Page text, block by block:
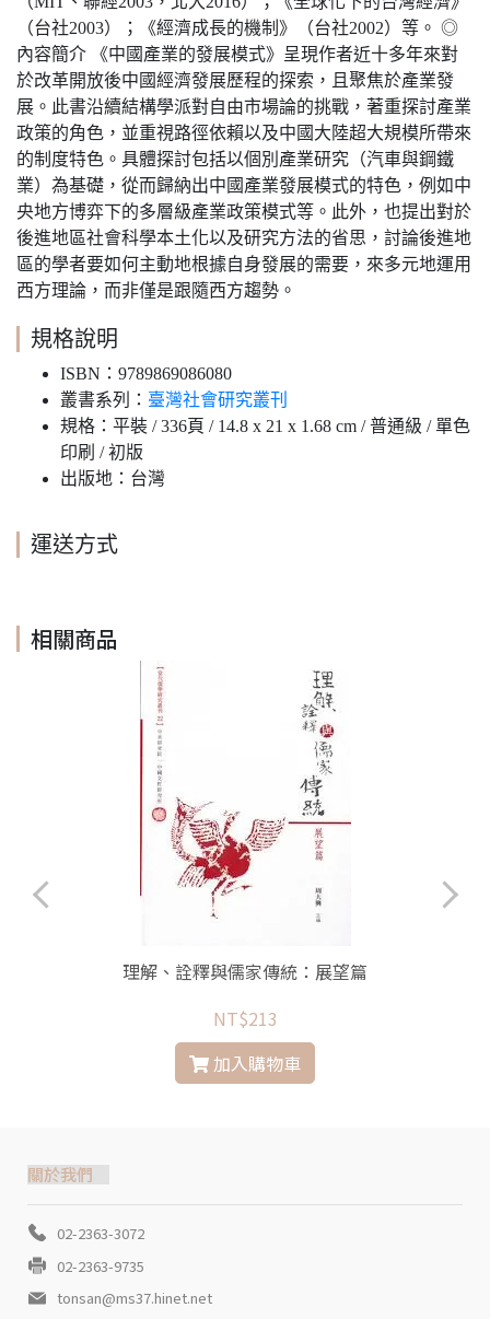
（台社2003）；《經濟成長的機制》（台社2002）等。 ◎
內容簡介 《中國產業的發展模式》呈現作者近十多年來對
於改革開放後中國經濟發展歷程的探索，且聚焦於產業發
展。此書沿續結構學派對自由市場論的挑戰，著重探討產業
政策的角色，並重視路徑依賴以及中國大陸超大規模所帶來
的制度特色。具體探討包括以個別產業研究（汽車與鋼鐵
業）為基礎，從而歸納出中國產業發展模式的特色，例如中
央地方博弈下的多層級產業政策模式等。此外，也提出對於
後進地區社會科學本土化以及研究方法的省思，討論後進地
區的學者要如何主動地根據自身發展的需要，來多元地運用
西方理論，而非僅是跟隨西方趨勢。
規格說明
ISBN：9789869086080
叢書系列： 臺灣社會研究叢刊
規格：平裝 / 336頁 / 14.8 x 21 x 1.68 cm / 普通級 / 單色
印刷 / 初版
出版地：台灣
運送方式
相關商品
理解、詮釋與儒家傳統：展望篇
NT$213
加入購物車
關於我們
02-2363-3072
02-2363-9735
tonsan@ms37.hinet.net